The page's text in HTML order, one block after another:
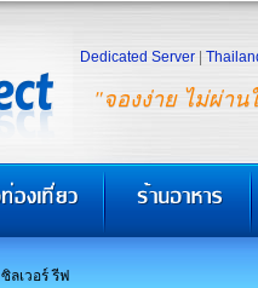
"จองง่าย ไม่ผ่าน
Dedicated Server
ซิลเวอร์ รีฟ